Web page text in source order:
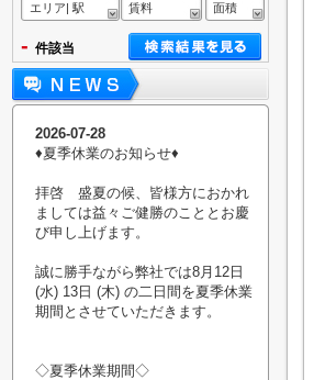
エリア| 駅 賃料 面積
- 件該当
2026-07-28
♦︎夏季休業のお知らせ♦︎
拝啓 盛夏の候、皆様方におかれ
ましては益々ご健勝のこととお慶
び申し上げます。
誠に勝手ながら弊社では8月12日
(水) 13日 (木) の二日間を夏季休業
期間とさせていただきます。
◇夏季休業期間◇